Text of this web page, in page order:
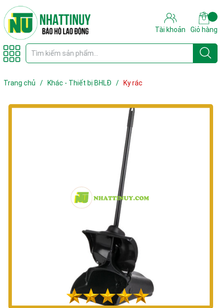
Tài khoản Giỏ hàng
Trang chủ / Khác - Thiết bị BHLĐ / Ky rác